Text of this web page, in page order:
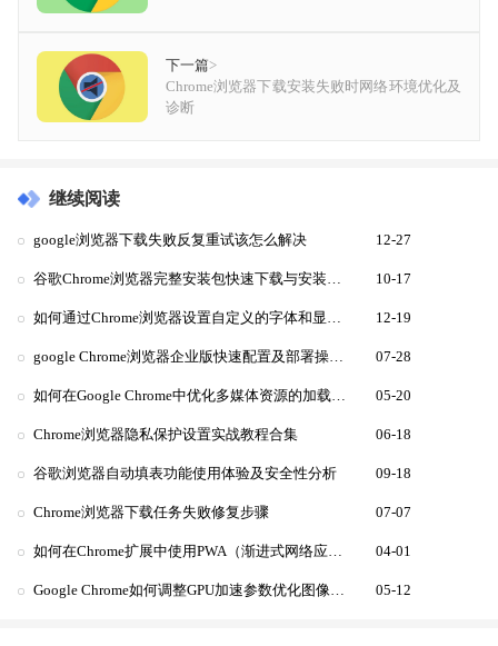
下一篇>
Chrome浏览器下载安装失败时网络环境优化及
诊断
继续阅读
google浏览器下载失败反复重试该怎么解决 12-27
谷歌Chrome浏览器完整安装包快速下载与安装方法 10-17
如何通过Chrome浏览器设置自定义的字体和显示样式 12-19
google Chrome浏览器企业版快速配置及部署操作解析 07-28
如何在Google Chrome中优化多媒体资源的加载方式 05-20
Chrome浏览器隐私保护设置实战教程合集 06-18
谷歌浏览器自动填表功能使用体验及安全性分析 09-18
Chrome浏览器下载任务失败修复步骤 07-07
如何在Chrome扩展中使用PWA（渐进式网络应用）功能 04-01
Google Chrome如何调整GPU加速参数优化图像处理性能 05-12